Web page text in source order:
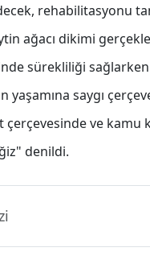
rehabilitasyonu
ağacı dikimi
sürekliliği
yaşamına saygı
çerçevesinde ve
denildi.